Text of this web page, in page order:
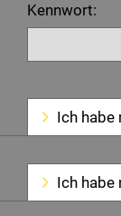
Kennwort:
Ich habe
Ich habe